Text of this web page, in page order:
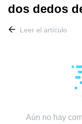
dos dedos
Leer el artículo
Aún no hay